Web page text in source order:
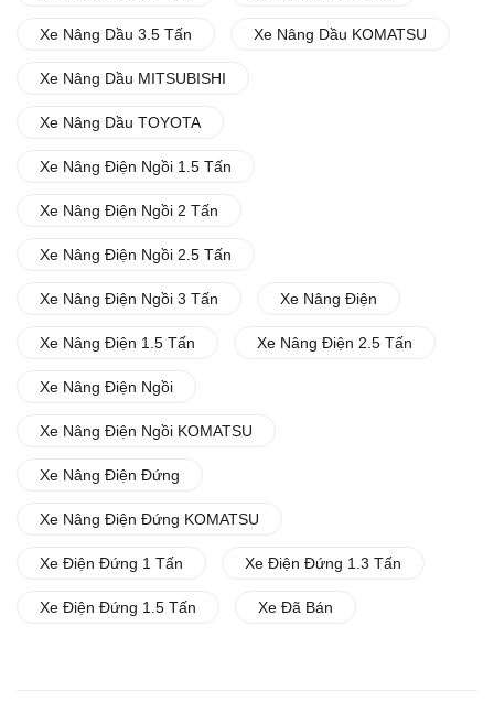
Xe Nâng Dầu 3.5 Tấn Xe Nâng Dầu KOMATSU
Xe Nâng Dầu MITSUBISHI
Xe Nâng Dầu TOYOTA
Xe Nâng Điện Ngồi 1.5 Tấn
Xe Nâng Điện Ngồi 2 Tấn
Xe Nâng Điện Ngồi 2.5 Tấn
Xe Nâng Điện Ngồi 3 Tấn Xe Nâng Điện
Xe Nâng Điện 1.5 Tấn Xe Nâng Điện 2.5 Tấn
Xe Nâng Điện Ngồi
Xe Nâng Điện Ngồi KOMATSU
Xe Nâng Điện Đứng
Xe Nâng Điện Đứng KOMATSU
Xe Điện Đứng 1 Tấn Xe Điện Đứng 1.3 Tấn
Xe Điện Đứng 1.5 Tấn Xe Đã Bán